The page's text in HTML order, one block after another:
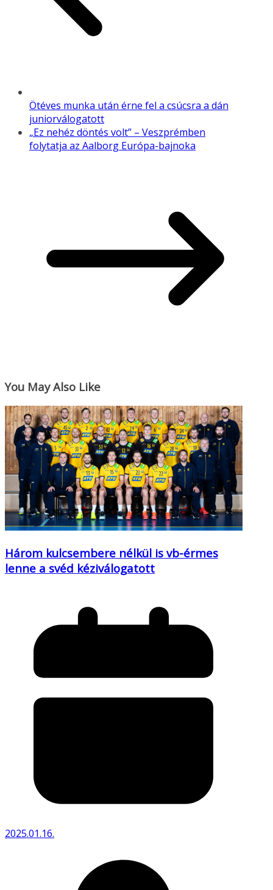
Ötéves munka után érne fel a csúcsra a dán
juniorválogatott
„Ez nehéz döntés volt” – Veszprémben
folytatja az Aalborg Európa-bajnoka
You May Also Like
Három kulcsembere nélkül is vb-érmes
lenne a svéd kéziválogatott
2025.01.16.